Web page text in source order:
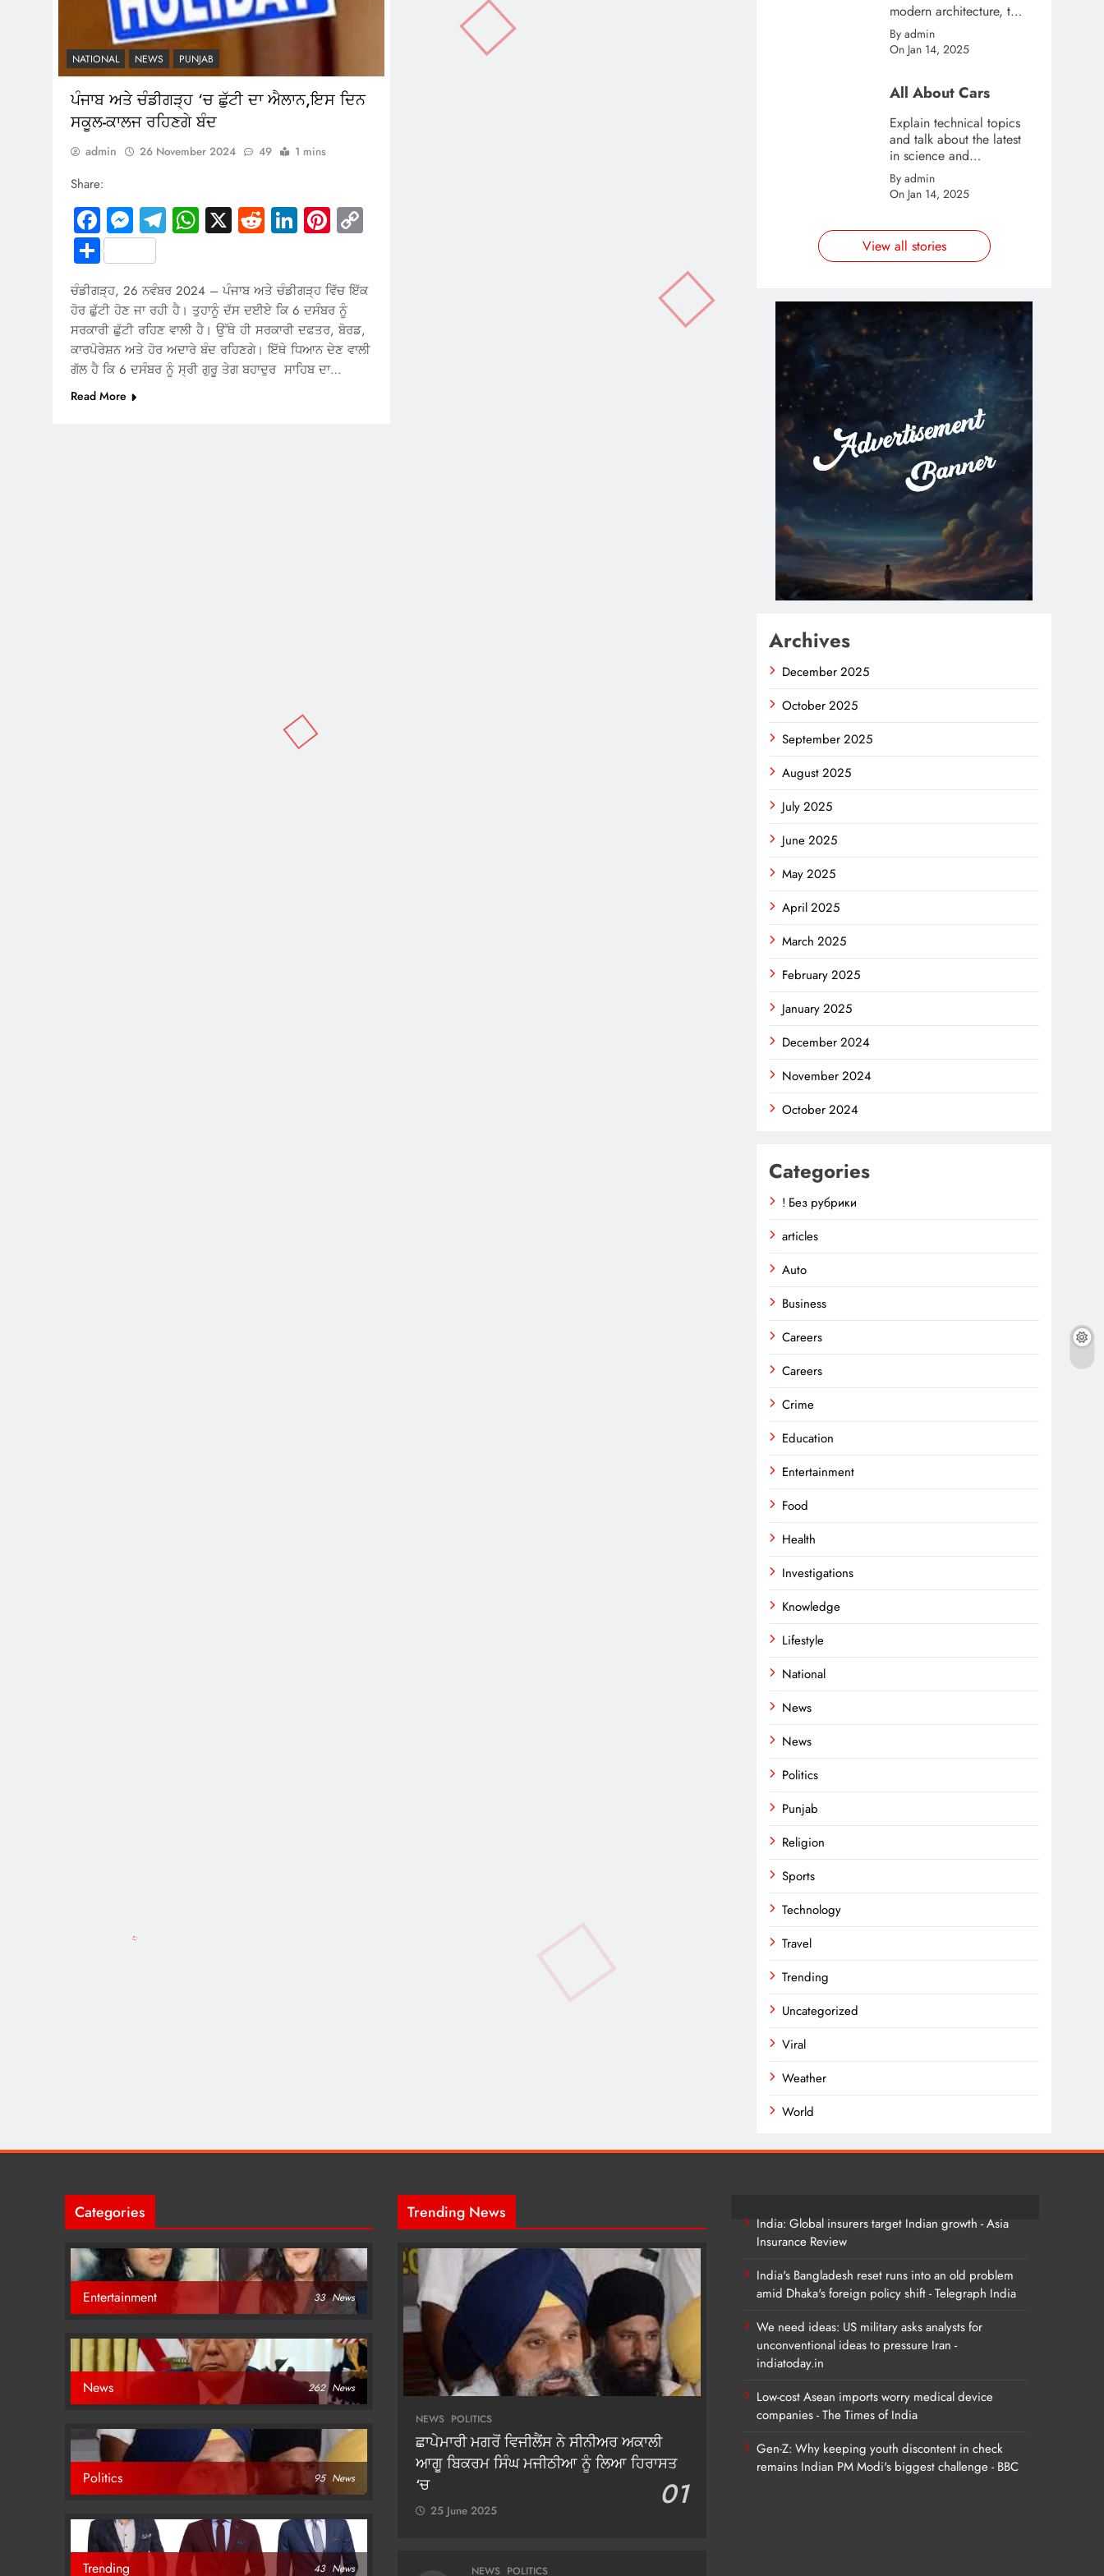
NATIONAL NEWS PUNJAB
ਪੰਜਾਬ ਅਤੇ ਚੰਡੀਗੜ੍ਹ ‘ਚ ਛੁੱਟੀ ਦਾ ਐਲਾਨ,ਇਸ ਦਿਨ
ਸਕੂਲ-ਕਾਲਜ ਰਹਿਣਗੇ ਬੰਦ
admin 26 November 2024 49 1 mins
Share:
Facebook
Messenger
Telegram
WhatsApp
X RedditLinkedInPinterest
Share
ਚੰਡੀਗੜ੍ਹ, 26 ਨਵੰਬਰ 2024 – ਪੰਜਾਬ ਅਤੇ ਚੰਡੀਗੜ੍ਹ ਵਿੱਚ ਇੱਕ
ਹੋਰ ਛੁੱਟੀ ਹੋਣ ਜਾ ਰਹੀ ਹੈ। ਤੁਹਾਨੂੰ ਦੱਸ ਦਈਏ ਕਿ 6 ਦਸੰਬਰ ਨੂੰ
ਸਰਕਾਰੀ ਛੁੱਟੀ ਰਹਿਣ ਵਾਲੀ ਹੈ। ਉੱਥੇ ਹੀ ਸਰਕਾਰੀ ਦਫਤਰ, ਬੋਰਡ,
ਕਾਰਪੋਰੇਸ਼ਨ ਅਤੇ ਹੋਰ ਅਦਾਰੇ ਬੰਦ ਰਹਿਣਗੇ। ਇੱਥੇ ਧਿਆਨ ਦੇਣ ਵਾਲੀ
ਗੱਲ ਹੈ ਕਿ 6 ਦਸੰਬਰ ਨੂੰ ਸ੍ਰੀ ਗੁਰੂ ਤੇਗ ਬਹਾਦੁਰ ਸਾਹਿਬ ਦਾ…
Read More
modern architecture, this
template is great for
creating stories about
urban and city tourism.
By admin
On Jan 14, 2025
All About Cars
Explain technical topics
and talk about the latest
in science and
technology with this
clean and futuristic
template.
By admin
On Jan 14, 2025
View all stories
Archives
December 2025
October 2025
September 2025
August 2025
July 2025
June 2025
May 2025
April 2025
March 2025
February 2025
January 2025
December 2024
November 2024
October 2024
Categories
! Без рубрики
articles
Auto
Business
Careers
Careers
Crime
Education
Entertainment
Food
Health
Investigations
Knowledge
Lifestyle
National
News
News
Politics
Punjab
Religion
Sports
Technology
Travel
Trending
Uncategorized
Viral
Weather
World
Categories
Entertainment 33 News
News 262 News
Politics 95 News
Trending 43 News
Trending News
NEWS POLITICS
ਛਾਪੇਮਾਰੀ ਮਗਰੋਂ ਵਿਜੀਲੈਂਸ ਨੇ ਸੀਨੀਅਰ ਅਕਾਲੀ
ਆਗੂ ਬਿਕਰਮ ਸਿੰਘ ਮਜੀਠੀਆ ਨੂੰ ਲਿਆ ਹਿਰਾਸਤ
‘ਚ
01
25 June 2025
NEWS POLITICS
India: Global insurers target Indian growth - Asia
Insurance Review
India's Bangladesh reset runs into an old problem
amid Dhaka's foreign policy shift - Telegraph India
We need ideas: US military asks analysts for
unconventional ideas to pressure Iran -
indiatoday.in
Low-cost Asean imports worry medical device
companies - The Times of India
Gen-Z: Why keeping youth discontent in check
remains Indian PM Modi's biggest challenge - BBC